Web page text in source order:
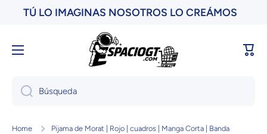
Ir directamente al contenido
TÚ LO IMAGINAS NOSOTROS LO CREÁMOS
Búsqueda
Home Pijama de Morat | Rojo | cuadros | Manga Corta | Banda